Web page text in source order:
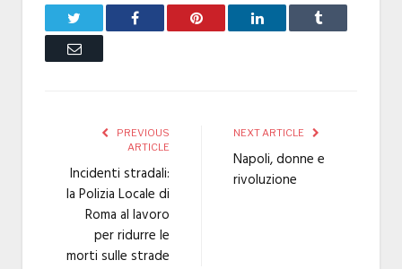
Facebook Pinterest LinkedIn Tumblr
Email
PREVIOUS
ARTICLE
Incidenti stradali:
la Polizia Locale di
Roma al lavoro
per ridurre le
morti sulle strade
NEXT ARTICLE
Napoli, donne e
rivoluzione